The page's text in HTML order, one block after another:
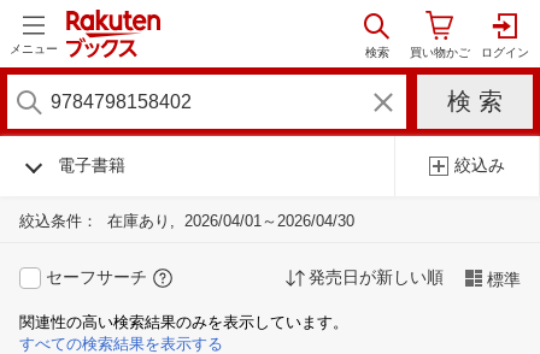
メニュー
電子書籍 絞込み
絞込条件： 在庫あり 2026/04/01～2026/04/30
セーフサーチ 発売日が新しい順 標準
関連性の高い検索結果のみを表示しています。
すべての検索結果を表示する